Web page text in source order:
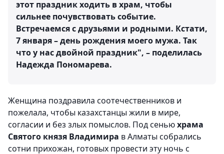
этот праздник ходить в храм, чтобы
сильнее почувствовать событие.
Встречаемся с друзьями и родными. Кстати,
7 января – день рождения моего мужа. Так
что у нас двойной праздник", – поделилась
Надежда Пономарева.
Женщина поздравила соотечественников и
пожелала, чтобы казахстанцы жили в мире,
согласии и без злых помыслов. Под сеньюхрама
Святого князя Владимира в Алматы собрались
сотни прихожан, готовых провести эту ночь с